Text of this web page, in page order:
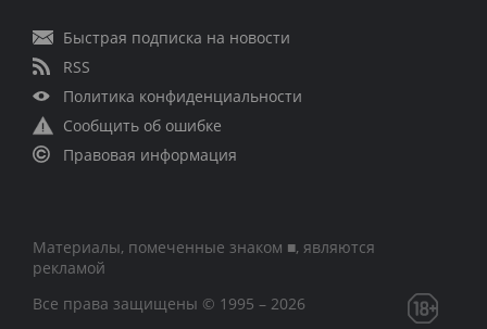
Быстрая подписка на новости
RSS
Политика конфиденциальности
Сообщить об ошибке
Правовая информация
Материалы, помеченные знаком ■, являются
рекламой
Все права защищены © 1995 – 2026